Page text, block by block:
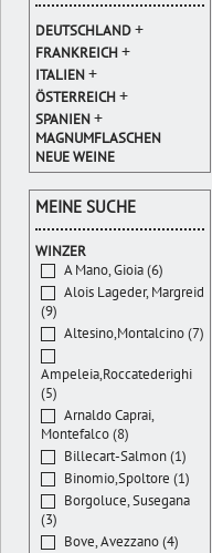
DEUTSCHLAND+
FRANKREICH+
ITALIEN+
ÖSTERREICH+
SPANIEN+
MAGNUMFLASCHEN
NEUE WEINE
MEINE SUCHE
WINZER
A Mano, Gioia (6)
Alois Lageder, Margreid
(9)
Altesino,Montalcino (7)
Ampeleia,Roccatederighi
(5)
Arnaldo Caprai,
Montefalco (8)
Billecart-Salmon (1)
Binomio,Spoltore (1)
Borgoluce, Susegana
(3)
Bove, Avezzano (4)